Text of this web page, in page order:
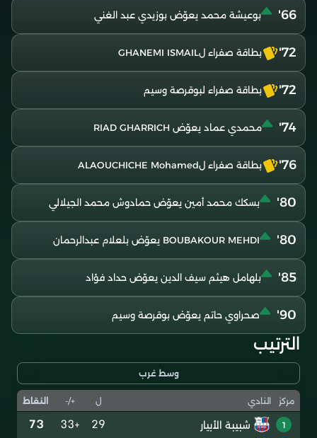
66' بوعيشة محمد يعوّض بوزيدي عبد الغني
72' بطاقة صفراء لGHANEMI ISMAIL
72' بطاقة صفراء لبوقرصة وسيم
74' محمدي عماد يعوّض RIAD GHARRICH
76' بطاقة صفراء لALAOUCHICHE Mohamed
80' بسكك محمد أمين يعوّض حمادوش محمد الجيلالي
80' BOUBAKOUR MEHDI يعوّض بلعلام عبدالرحمان
85' بلهامل هيثم سيف الدين يعوّض حداد فؤاد
90' صحراوي حاتم يعوّض بوقرصة وسيم
الترتيب
وسط غرب
مركز النادي ل +/- النقاط
1 شبيبة الأبيار 29
+33
73